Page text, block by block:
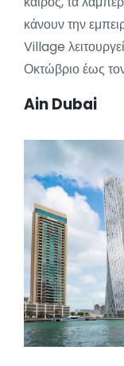
κάνουν την
Village
Οκτώβριο έως
Ain Dubai